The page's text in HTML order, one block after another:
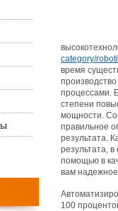
category/
время
процессами.
степени
мощности.
правильное
результата.
результата,
помощью в
вам
100